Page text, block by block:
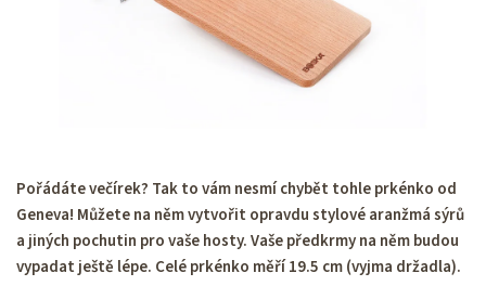
Pořádáte večírek? Tak to vám nesmí chybět tohle prkénko od
Geneva! Můžete na něm vytvořit opravdu stylové aranžmá sýrů
a jiných pochutin pro vaše hosty. Vaše předkrmy na něm budou
vypadat ještě lépe. Celé prkénko měří 19.5 cm (vyjma držadla).